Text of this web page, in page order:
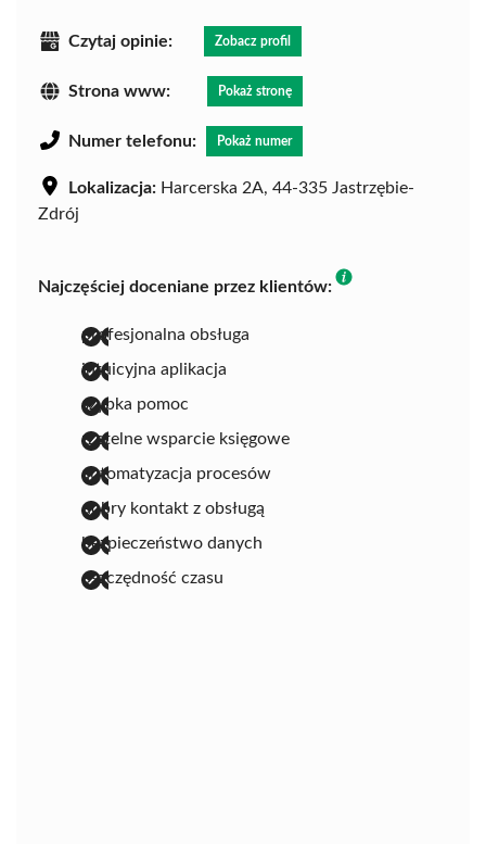
Czytaj opinie: Zobacz profil
Strona www: Pokaż stronę
Numer telefonu: Pokaż numer
Lokalizacja: Harcerska 2A, 44-335 Jastrzębie-
Zdrój
Najczęściej doceniane przez klientów:
profesjonalna obsługa
intuicyjna aplikacja
szybka pomoc
rzetelne wsparcie księgowe
automatyzacja procesów
dobry kontakt z obsługą
bezpieczeństwo danych
oszczędność czasu